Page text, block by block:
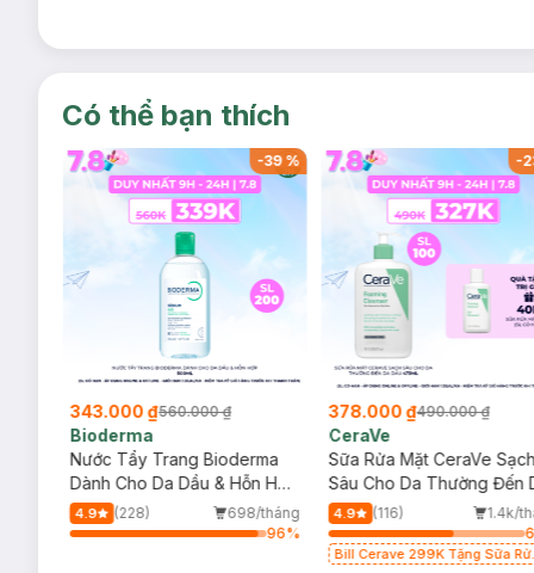
Có thể bạn thích
-39%
343.000 ₫560.000 ₫
Bioderma
Nước Tẩy Trang Bioderma
Dành Cho Da Dầu & Hỗn Hợp
500ml
4.9 (228)
698/tháng
96%
-
378.000 ₫490.000 ₫
CeraVe
Sữa Rửa Mặt CeraVe
Sâu Cho Da Thường Đến
Dầu 473ml
4.9 (116)
1.4k/
Bill Cerave 299K Tặng Sữa